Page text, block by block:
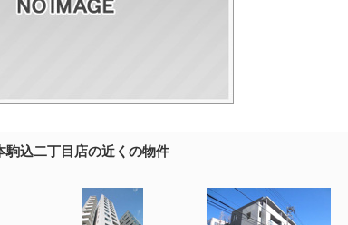
駒込二丁目店の近くの物件